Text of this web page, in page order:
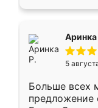
Аринка
5
Больше всех
предложение